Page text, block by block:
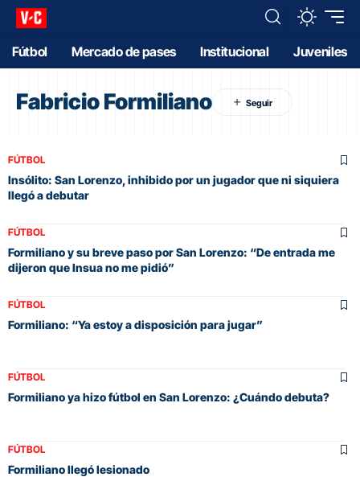
Fútbol Mercado de pases Institucional Juveniles
Fabricio Formiliano
FÚTBOL
Insólito: San Lorenzo, inhibido por un jugador que ni siquiera
llegó a debutar
FÚTBOL
Formiliano y su breve paso por San Lorenzo: “De entrada me
dijeron que Insua no me pidió”
FÚTBOL
Formiliano: “Ya estoy a disposición para jugar”
FÚTBOL
Formiliano ya hizo fútbol en San Lorenzo: ¿Cuándo debuta?
FÚTBOL
Formiliano llegó lesionado